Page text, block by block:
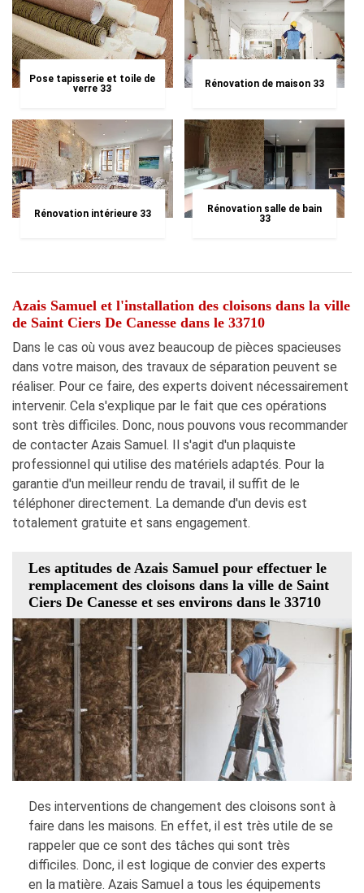
Pose tapisserie et toile de
verre 33
Rénovation de maison 33
Rénovation intérieure 33
Rénovation salle de bain
33
Azais Samuel et l'installation des cloisons dans la ville
de Saint Ciers De Canesse dans le 33710
Dans le cas où vous avez beaucoup de pièces spacieuses
dans votre maison, des travaux de séparation peuvent se
réaliser. Pour ce faire, des experts doivent nécessairement
intervenir. Cela s'explique par le fait que ces opérations
sont très difficiles. Donc, nous pouvons vous recommander
de contacter Azais Samuel. Il s'agit d'un plaquiste
professionnel qui utilise des matériels adaptés. Pour la
garantie d'un meilleur rendu de travail, il suffit de le
téléphoner directement. La demande d'un devis est
totalement gratuite et sans engagement.
Les aptitudes de Azais Samuel pour effectuer le
remplacement des cloisons dans la ville de Saint
Ciers De Canesse et ses environs dans le 33710
Des interventions de changement des cloisons sont à
faire dans les maisons. En effet, il est très utile de se
rappeler que ce sont des tâches qui sont très
difficiles. Donc, il est logique de convier des experts
en la matière. Azais Samuel a tous les équipements